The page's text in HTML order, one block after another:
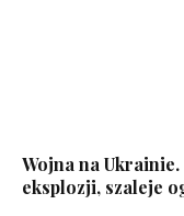
Wojna na
eksplozji, szaleje